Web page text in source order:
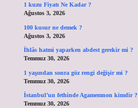
1 kuzu Fiyatı Ne Kadar ?
Ağustos 3, 2026
100 kusur ne demek ?
Ağustos 3, 2026
İhlâs hatmi yaparken abdest gerekir mi ?
Temmuz 30, 2026
1 yaşından sonra göz rengi değişir mi ?
Temmuz 30, 2026
İstanbul’un fethinde Agamemnon kimdir ?
Temmuz 30, 2026